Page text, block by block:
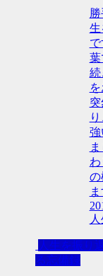
生
葉
続
強
の
ま
人生を振り返
る忘備録